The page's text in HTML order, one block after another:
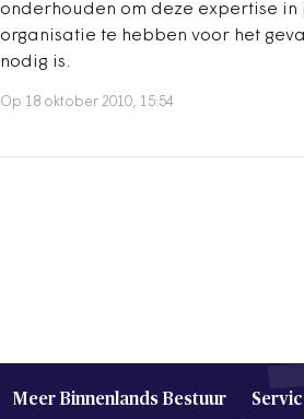
onderhouden om deze expertise in
organisatie te hebben voor het
nodig is.
Op 18 oktober 2010, 15:54
Meer Binnenlands Bestuur